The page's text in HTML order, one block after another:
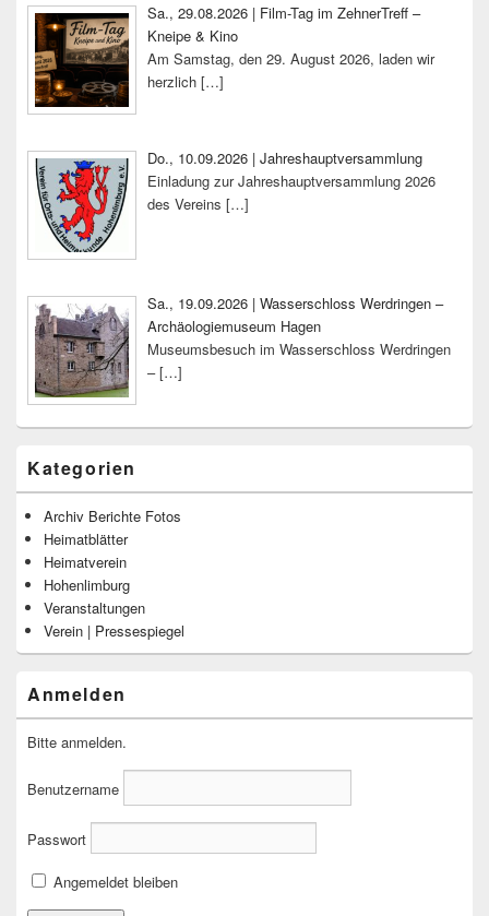
Sa., 29.08.2026 | Film-Tag im ZehnerTreff –
Kneipe & Kino
Am Samstag, den 29. August 2026, laden wir
herzlich […]
Do., 10.09.2026 | Jahreshauptversammlung
Einladung zur Jahreshauptversammlung 2026
des Vereins […]
Sa., 19.09.2026 | Wasserschloss Werdringen –
Archäologiemuseum Hagen
Museumsbesuch im Wasserschloss Werdringen
–[…]
Kategorien
Archiv Berichte Fotos
Heimatblätter
Heimatverein
Hohenlimburg
Veranstaltungen
Verein | Pressespiegel
Anmelden
Bitte anmelden.
Benutzername
Passwort
Angemeldet bleiben